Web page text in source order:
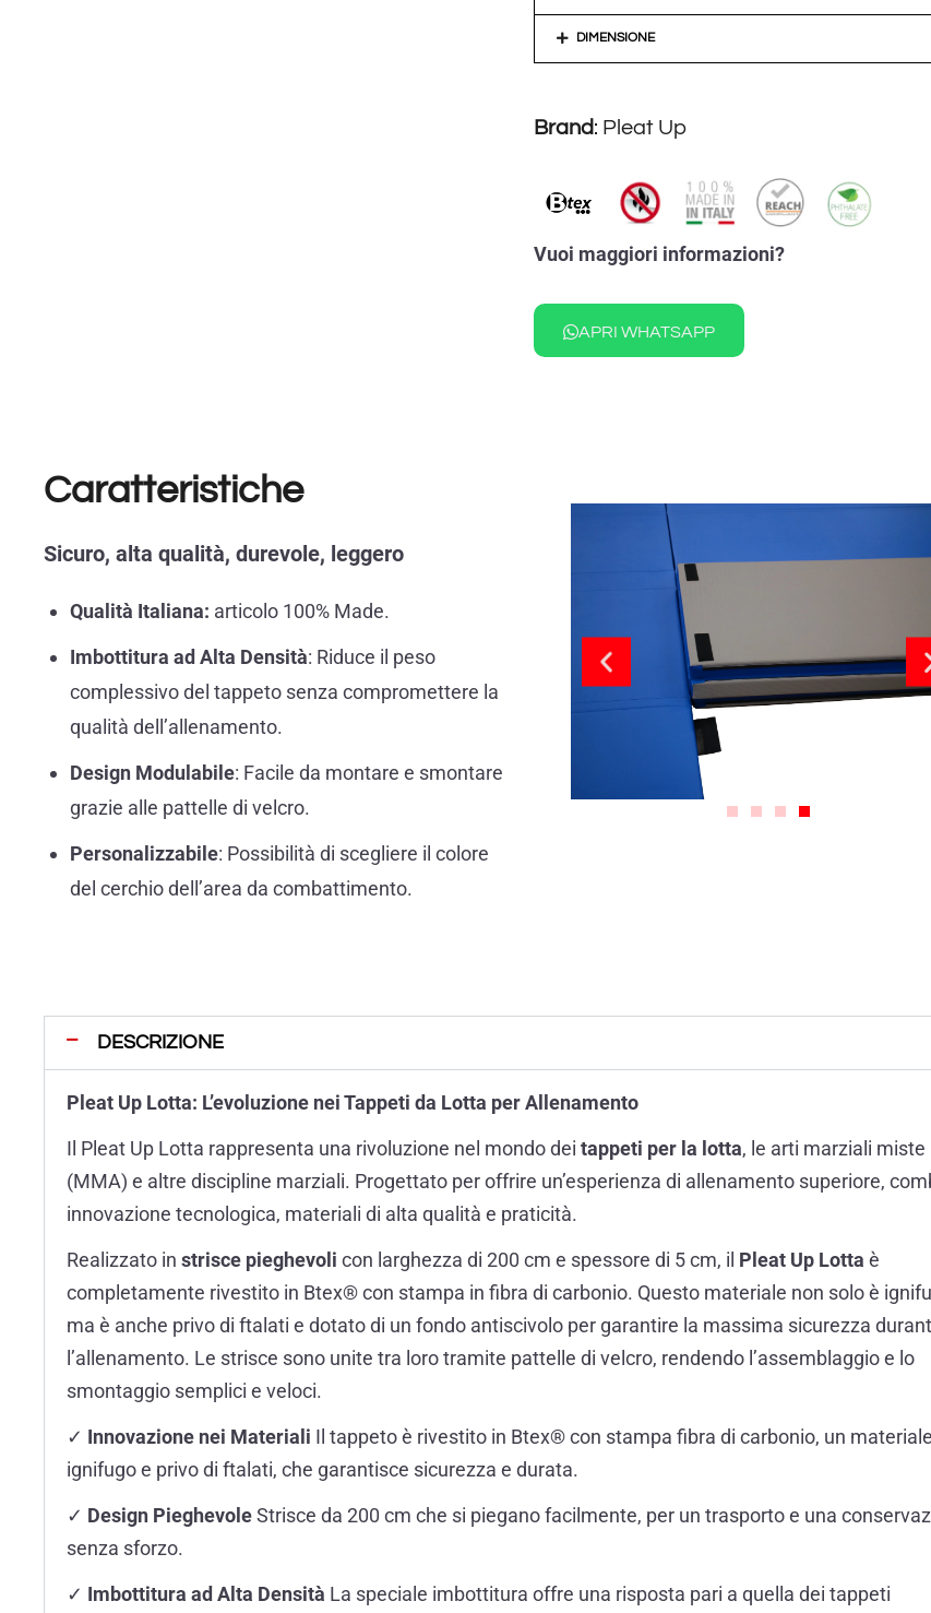
DIMENSIONE
Brand: Pleat Up
Vuoi maggiori informazioni?
APRI WHATSAPP
Caratteristiche
Sicuro, alta qualità, durevole, leggero
Qualità Italiana: articolo 100% Made.
Imbottitura ad Alta Densità: Riduce il peso
complessivo del tappeto senza compromettere la
qualità dell’allenamento.
Design Modulabile: Facile da montare e smontare
grazie alle pattelle di velcro.
Personalizzabile: Possibilità di scegliere il colore
del cerchio dell’area da combattimento.
DESCRIZIONE
Pleat Up Lotta: L’evoluzione nei Tappeti da Lotta per Allenamento
Il Pleat Up Lotta rappresenta una rivoluzione nel mondo dei tappeti per la lotta, le arti marziali miste
(MMA) e altre discipline marziali. Progettato per offrire un’esperienza di allenamento superiore,
innovazione tecnologica, materiali di alta qualità e praticità.
Realizzato in strisce pieghevoli con larghezza di 200 cm e spessore di 5 cm, il Pleat Up Lotta è
completamente rivestito in Btex® con stampa in fibra di carbonio. Questo materiale non solo è
ma è anche privo di ftalati e dotato di un fondo antiscivolo per garantire la massima sicurezza
l’allenamento. Le strisce sono unite tra loro tramite pattelle di velcro, rendendo l’assemblaggio e lo
smontaggio semplici e veloci.
✓ Innovazione nei Materiali Il tappeto è rivestito in Btex® con stampa fibra di carbonio, un materiale
ignifugo e privo di ftalati, che garantisce sicurezza e durata.
✓ Design PieghevoleStrisce da 200 cm che si piegano facilmente, per un trasporto e una
senza sforzo.
✓ Imbottitura ad Alta Densità La speciale imbottitura offre una risposta pari a quella dei tappeti